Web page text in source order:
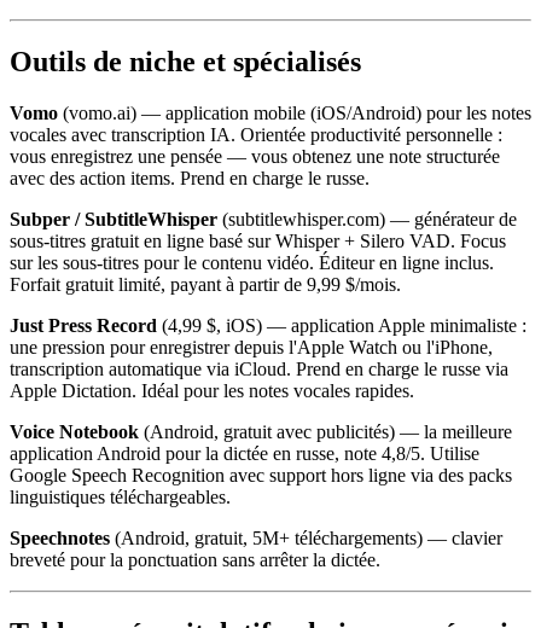
Outils de niche et spécialisés
Vomo (vomo.ai) — application mobile (iOS/Android) pour les notes
vocales avec transcription IA. Orientée productivité personnelle :
vous enregistrez une pensée — vous obtenez une note structurée
avec des action items. Prend en charge le russe.
Subper / SubtitleWhisper (subtitlewhisper.com) — générateur de
sous-titres gratuit en ligne basé sur Whisper + Silero VAD. Focus
sur les sous-titres pour le contenu vidéo. Éditeur en ligne inclus.
Forfait gratuit limité, payant à partir de 9,99 $/mois.
Just Press Record (4,99 $, iOS) — application Apple minimaliste :
une pression pour enregistrer depuis l'Apple Watch ou l'iPhone,
transcription automatique via iCloud. Prend en charge le russe via
Apple Dictation. Idéal pour les notes vocales rapides.
Voice Notebook (Android, gratuit avec publicités) — la meilleure
application Android pour la dictée en russe, note 4,8/5. Utilise
Google Speech Recognition avec support hors ligne via des packs
linguistiques téléchargeables.
Speechnotes (Android, gratuit, 5M+ téléchargements) — clavier
breveté pour la ponctuation sans arrêter la dictée.